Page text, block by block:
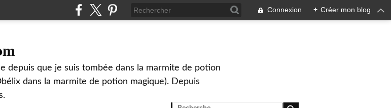
Connexion + Créer mon blog
depuis que je suis tombée dans la marmite de potion
dans la marmite de potion magique). Depuis